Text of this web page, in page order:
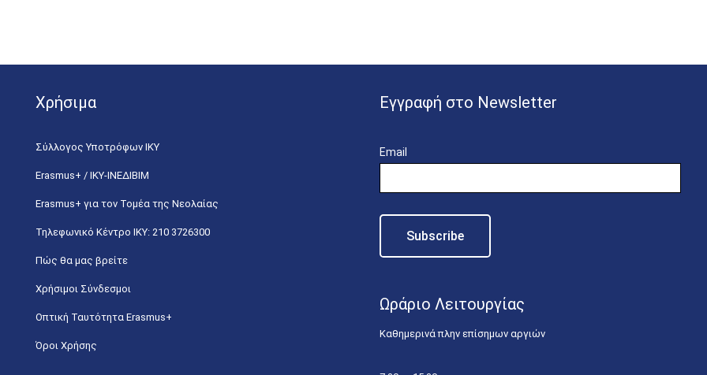
Χρήσιμα
Σύλλογος Υποτρόφων ΙΚΥ
Erasmus+ / ΙΚΥ-ΙΝΕΔΙΒΙΜ
Erasmus+ για τον Τομέα της Νεολαίας
Τηλεφωνικό Κέντρο IKY: 210 3726300
Πώς θα μας βρείτε
Χρήσιμοι Σύνδεσμοι
Οπτική Ταυτότητα Erasmus+
Όροι Χρήσης
Εγγραφή στο Newsletter
Email
Ωράριο Λειτουργίας
Καθημερινά πλην επίσημων αργιών